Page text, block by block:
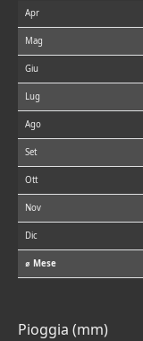
Apr
Mag
Giu
Lug
Ago
Set
Ott
Nov
Dic
⌀ Mese
Pioggia (mm)